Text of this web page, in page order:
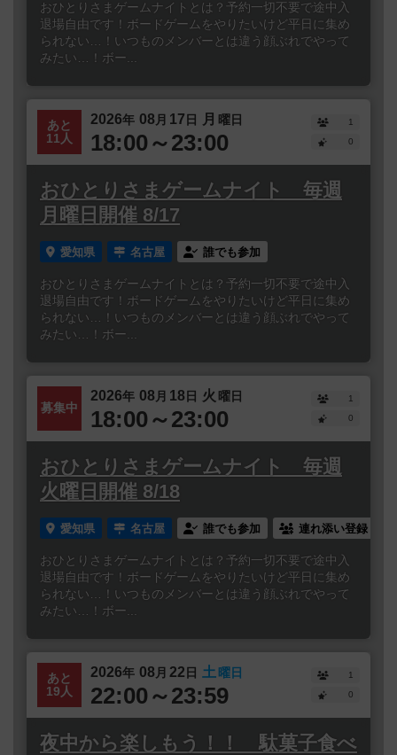
おひとりさまゲームナイトとは？予約一切不要で途中入
退場自由です！ボードゲームをやりたいけど平日に集め
られない…！いつものメンバーとは違う顔ぶれでやって
みたい…！ボー...
あと
11人
2026年 08 月 17日 月 曜日
18:00～23:00
1
0
おひとりさまゲームナイト 毎週
月曜日開催 8/17
愛知県 名古屋 誰でも参加
おひとりさまゲームナイトとは？予約一切不要で途中入
退場自由です！ボードゲームをやりたいけど平日に集め
られない…！いつものメンバーとは違う顔ぶれでやって
みたい…！ボー...
募集中
2026年 08 月 18日 火 曜日
18:00～23:00
1
0
おひとりさまゲームナイト 毎週
火曜日開催 8/18
愛知県 名古屋 誰でも参加 連れ添い登録
おひとりさまゲームナイトとは？予約一切不要で途中入
退場自由です！ボードゲームをやりたいけど平日に集め
られない…！いつものメンバーとは違う顔ぶれでやって
みたい…！ボー...
あと
19人
2026年 08 月 22日 土曜日
22:00～23:59
1
0
夜中から楽しもう！！ 駄菓子食べ